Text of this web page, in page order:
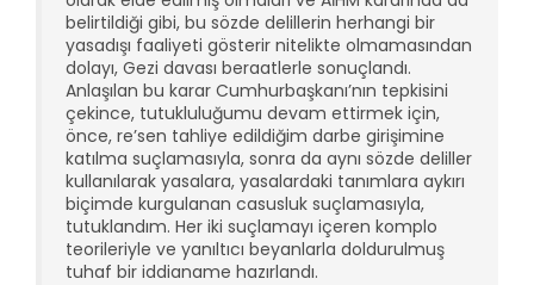
belirtildiği gibi, bu sözde delillerin herhangi bir
yasadışı faaliyeti gösterir nitelikte olmamasından
dolayı, Gezi davası beraatlerle sonuçlandı.
Anlaşılan bu karar Cumhurbaşkanı’nın tepkisini
çekince, tutukluluğumu devam ettirmek için,
önce, re’sen tahliye edildiğim darbe girişimine
katılma suçlamasıyla, sonra da aynı sözde deliller
kullanılarak yasalara, yasalardaki tanımlara aykırı
biçimde kurgulanan casusluk suçlamasıyla,
tutuklandım. Her iki suçlamayı içeren komplo
teorileriyle ve yanıltıcı beyanlarla doldurulmuş
tuhaf bir iddianame hazırlandı.